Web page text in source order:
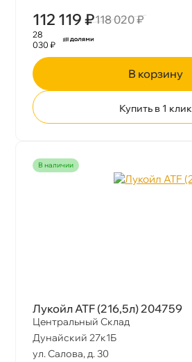
112 119 ₽118 020 ₽
28
030 ₽
корзину
Купить в 1 клик
наличии
Лукойл ATF (216,5л) 204759
Центральный Склад
Дунайский 27к1Б
ул. Салова, д. 30